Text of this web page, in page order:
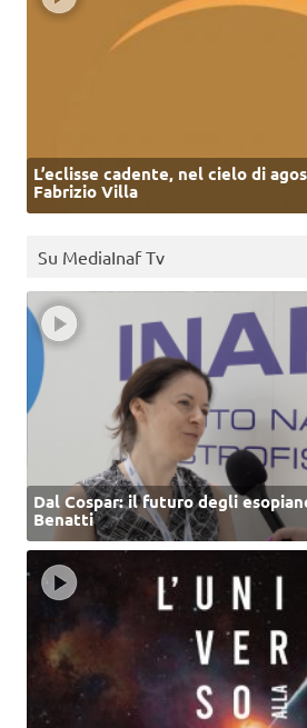
L’eclisse cadente, nel cielo di
Fabrizio Villa
Su MediaInaf Tv
Dal Cospar: il futuro degli
Benatti